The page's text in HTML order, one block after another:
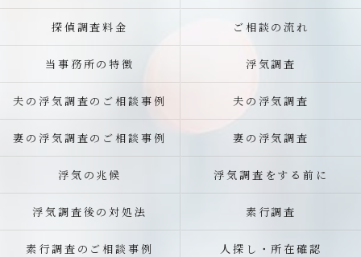
探偵調査料金 ご相談の流れ
当事務所の特徴 浮気調査
夫の浮気調査のご相談事例 夫の浮気調査
妻の浮気調査のご相談事例 妻の浮気調査
浮気の兆候 浮気調査をする前に
浮気調査後の対処法 素行調査
素行調査のご相談事例 人探し・所在確認